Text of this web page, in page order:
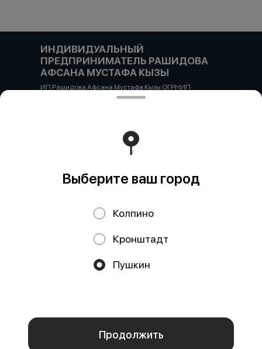
аналитических сервисов согласно нашейполитике
конфиденциальности
ИНДИВИДУАЛЬНЫЙ
ПРЕДПРИНИМАТЕЛЬ РАШИДОВА
АФСАНА МУСТАФА КЫЗЫ
ИП Рашидова Афсана Мустафа Кызы ОГРНИП
322784700051126 ИНН 781719784300 Российская
Работает на эффективном ядре
Политика конфиденциальности
Выберите ваш город
Колпино
Кронштадт
Пушкин